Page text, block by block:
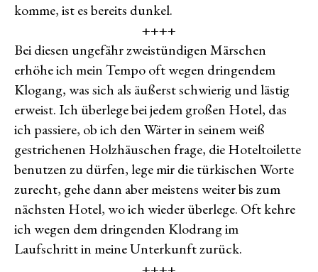
komme, ist es bereits dunkel.
++++
Bei diesen ungefähr zweistündigen Märschen
erhöhe ich mein Tempo oft wegen dringendem
Klogang, was sich als äußerst schwierig und lästig
erweist. Ich überlege bei jedem großen Hotel, das
ich passiere, ob ich den Wärter in seinem weiß
gestrichenen Holzhäuschen frage, die Hoteltoilette
benutzen zu dürfen, lege mir die türkischen Worte
zurecht, gehe dann aber meistens weiter bis zum
nächsten Hotel, wo ich wieder überlege. Oft kehre
ich wegen dem dringenden Klodrang im
Laufschritt in meine Unterkunft zurück.